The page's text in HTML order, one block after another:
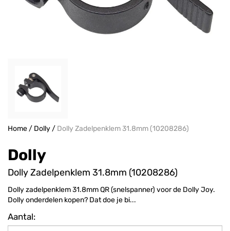
Home/ Dolly/ Dolly Zadelpenklem 31.8mm (10208286)
Dolly
Dolly Zadelpenklem 31.8mm (10208286)
Dolly zadelpenklem 31.8mm QR (snelspanner) voor de Dolly Joy.
Dolly onderdelen kopen? Dat doe je bi...
Aantal: